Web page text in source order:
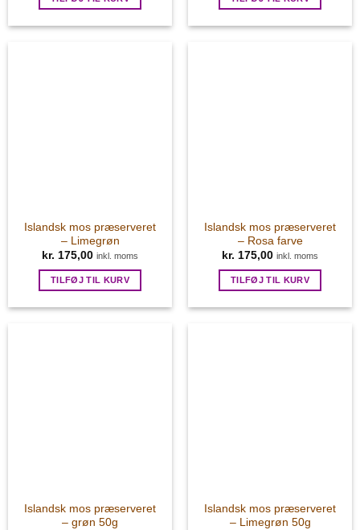
Islandsk mos præserveret
– Limegrøn
kr. 175,00 inkl. moms
TILFØJ TIL KURV
Islandsk mos præserveret
– Rosa farve
kr. 175,00 inkl. moms
TILFØJ TIL KURV
Islandsk mos præserveret
– grøn 50g
Islandsk mos præserveret
– Limegrøn 50g